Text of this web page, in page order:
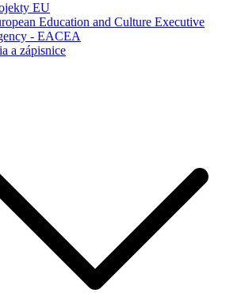
EU
Education and Culture Executive
- EACEA
a zápisnice